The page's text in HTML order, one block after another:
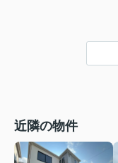
近隣の物件